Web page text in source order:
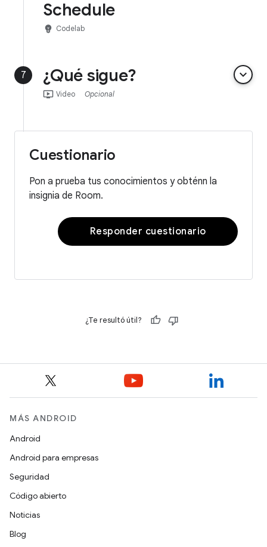
Schedule
emoji_objects Codelab
7 ¿Qué sigue? keyboard_arrow_down
ondemand_video Video Opcional
Cuestionario
Pon a prueba tus conocimientos y obténn la
insignia de Room.
Responder cuestionario
¿Te resultó útil?
MÁS ANDROID
Android
Android para empresas
Seguridad
Código abierto
Noticias
Blog